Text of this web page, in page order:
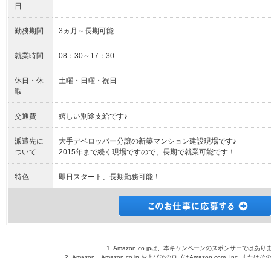
日
勤務期間 3ヵ月～長期可能
就業時間 08：30～17：30
休日・休
暇
土曜・日曜・祝日
交通費 嬉しい別途支給です♪
派遣先に
ついて
大手デベロッパー分譲の新築マンション建設現場です♪
2015年まで続く現場ですので、長期で就業可能です！
特色 即日スタート、長期勤務可能！
1. Amazon.co.jpは、本キャンペーンのスポンサーではあり